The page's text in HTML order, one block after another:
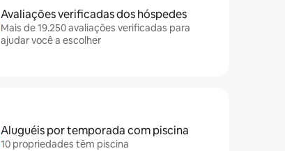
Avaliações verificadas dos hóspedes
Mais de 19.250 avaliações verificadas para
ajudar você a escolher
Aluguéis por temporada com piscina
10 propriedades têm piscina